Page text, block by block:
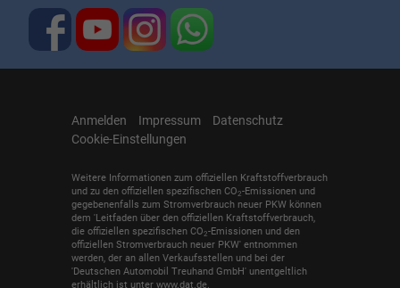
Anmelden Impressum
Datenschutz
Cookie-Einstellungen
Weitere Informationen zum offiziellen Kraftstoffverbrauch
und zu den offiziellen spezifischen CO2-Emissionen und
gegebenenfalls zum Stromverbrauch neuer PKW können
dem 'Leitfaden über den offiziellen Kraftstoffverbrauch,
die offiziellen spezifischen CO2-Emissionen und den
offiziellen Stromverbrauch neuer PKW' entnommen
werden, der an allen Verkaufsstellen und bei der
'Deutschen Automobil Treuhand GmbH' unentgeltlich
erhältlich ist unter www.dat.de.